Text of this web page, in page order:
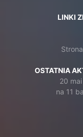
LINKI
OSTATNIA
20
na 11